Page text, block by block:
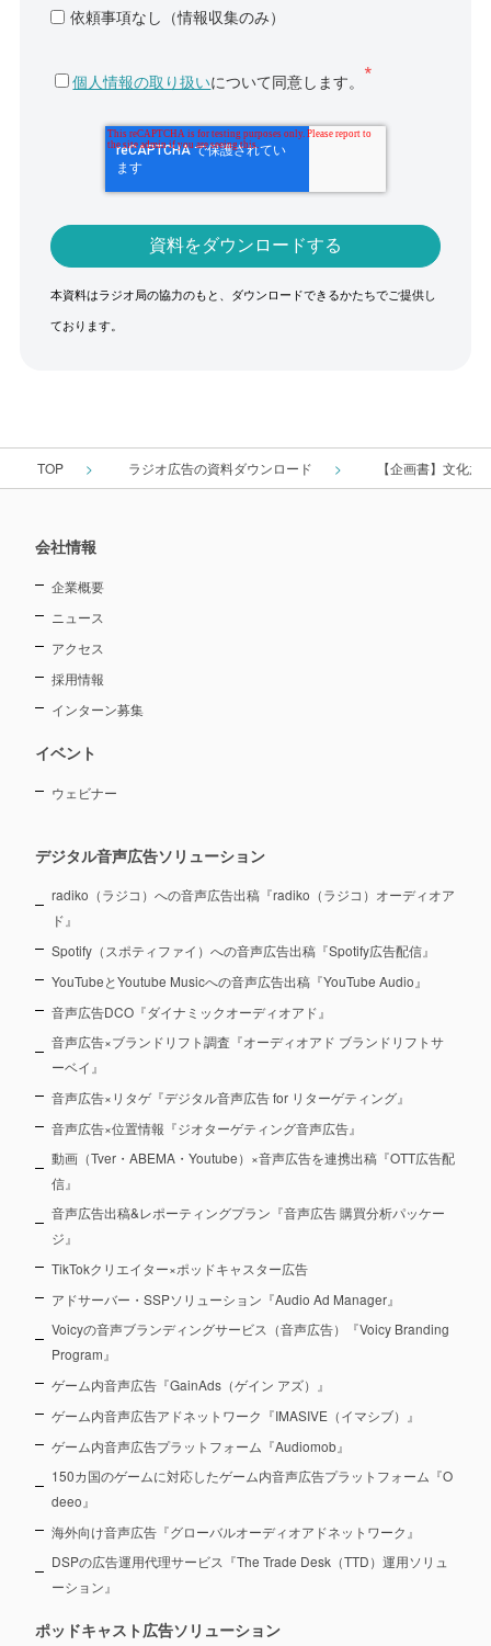
依頼事項なし（情報収集のみ）
個人情報の取り扱いについて同意します。
本資料はラジオ局の協力のもと、ダウンロードできるかたちでご提供し
ております。
TOP ラジオ広告の資料ダウンロード 【企画書】文化
会社情報
企業概要
ニュース
アクセス
採用情報
インターン募集
イベント
ウェビナー
デジタル音声広告ソリューション
radiko（ラジコ）への音声広告出稿『radiko（ラジコ）オーディオア
ド』
Spotify（スポティファイ）への音声広告出稿『Spotify広告配信』
YouTubeとYoutube Musicへの音声広告出稿『YouTube Audio』
音声広告DCO『ダイナミックオーディオアド』
音声広告×ブランドリフト調査『オーディオアド ブランドリフトサ
ーベイ』
音声広告×リタゲ『デジタル音声広告 for リターゲティング』
音声広告×位置情報『ジオターゲティング音声広告』
動画（Tver・ABEMA・Youtube）×音声広告を連携出稿『OTT広告配
信』
音声広告出稿&レポーティングプラン『音声広告 購買分析パッケー
ジ』
TikTokクリエイター×ポッドキャスター広告
アドサーバー・SSPソリューション『Audio Ad Manager』
Voicyの音声ブランディングサービス（音声広告）『Voicy Branding
Program』
ゲーム内音声広告『GainAds（ゲイン アズ）』
ゲーム内音声広告アドネットワーク『IMASIVE（イマシブ）』
ゲーム内音声広告プラットフォーム『Audiomob』
150カ国のゲームに対応したゲーム内音声広告プラットフォーム『O
deeo』
海外向け音声広告『グローバルオーディオアドネットワーク』
DSPの広告運用代理サービス『The Trade Desk（TTD）運用ソリュ
ーション』
ポッドキャスト広告ソリューション